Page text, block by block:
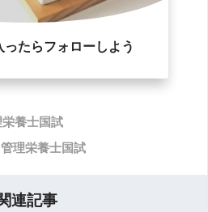
ったらフォローしよう
養士国試
管理栄養士国試
連記事